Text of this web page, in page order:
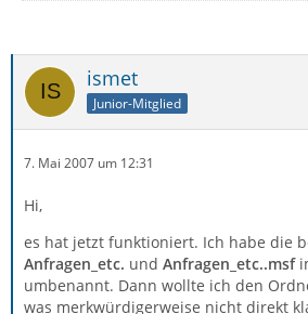
ismet
Junior-Mitglied
7. Mai 2007 um 12:31
Hi,
es hat jetzt funktioniert. Ich habe die
Anfragen_etc. und Anfragen_etc..msf
umbenannt. Dann wollte ich den
was merkwürdigerweise nicht direkt